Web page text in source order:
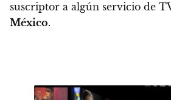
suscriptor a algún servicio de
México.